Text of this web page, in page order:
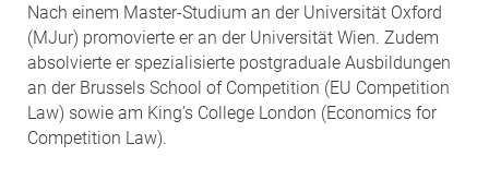
Nach einem Master-Studium an der Universität Oxford
(MJur) promovierte er an der Universität Wien. Zudem
absolvierte er spezialisierte postgraduale Ausbildungen
an der Brussels School of Competition (EU Competition
Law) sowie am King’s College London (Economics for
Competition Law).